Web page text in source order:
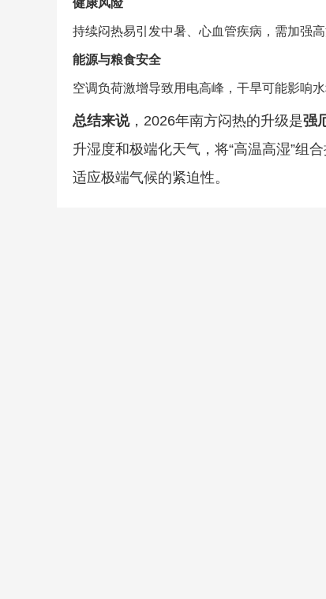
健康风险
持续闷热易引发中暑、心血管疾病，需加强
能源与粮食安全
空调负荷激增导致用电高峰，干旱可能影响
总结来说，2026年南方闷热的升级是强
升湿度和极端化天气，将“高温高湿”组
适应极端气候的紧迫性。